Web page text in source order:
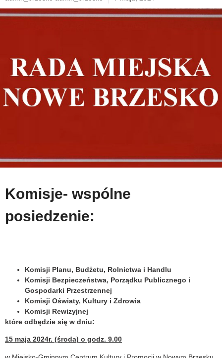
Komisje- wspólne
posiedzenie:
Komisji Planu, Budżetu, Rolnictwa i Handlu
Komisji Bezpieczeństwa, Porządku Publicznego i
Gospodarki Przestrzennej
Komisji Oświaty, Kultury i Zdrowia
Komisji Rewizyjnej
które odbędzie się w dniu:
15 maja 2024r. (środa) o godz. 9.00